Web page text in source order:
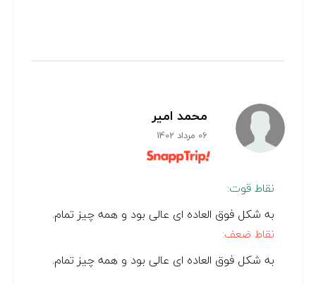
محمد امیر
06 مرداد 1402
نقاط قوت:
به شکل فوق العاده ای عالی بود و همه چیز تمام.
نقاط ضعف:
به شکل فوق العاده ای عالی بود و همه چیز تمام.